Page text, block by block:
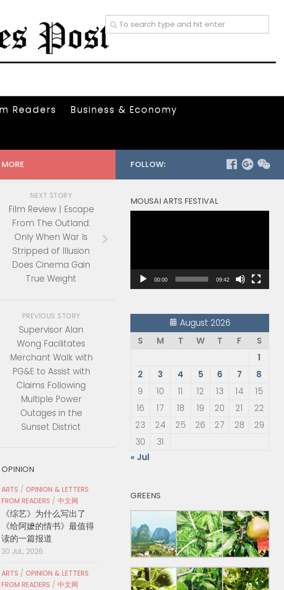
Readers Business & Economy
FOLLOW:
MOUSAI ARTS FESTIVAL
00:00 09:42
August 2026
S
M T W T F
S
1
2
3 4 5 6 7
8
9
10 11 12 13 14
15
16
17 18 19 20 21
22
23
24 25 26 27 28
29
30
31
« Jul
GREENS
MORE
NEXT STORY
Film Review | Escape
From The Outland:
Only When War Is
Stripped of Illusion
Does Cinema Gain
True Weight
PREVIOUS STORY
Supervisor Alan
Wong Facilitates
Merchant Walk with
PG&E to Assist with
Claims Following
Multiple Power
Outages in the
Sunset District
OPINION
ARTS / OPINION & LETTERS
FROM READERS / 中文网
《综艺》为什么写出了
《给阿嬷的情书》最值得
读的一篇报道
30 JUL, 2026
ARTS / OPINION & LETTERS
FROM READERS / 中文网